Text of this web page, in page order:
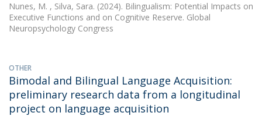
Nunes, M. , Silva, Sara. (2024). Bilingualism: Potential Impacts on
Executive Functions and on Cognitive Reserve. Global
Neuropsychology Congress
OTHER
Bimodal and Bilingual Language Acquisition:
preliminary research data from a longitudinal
project on language acquisition